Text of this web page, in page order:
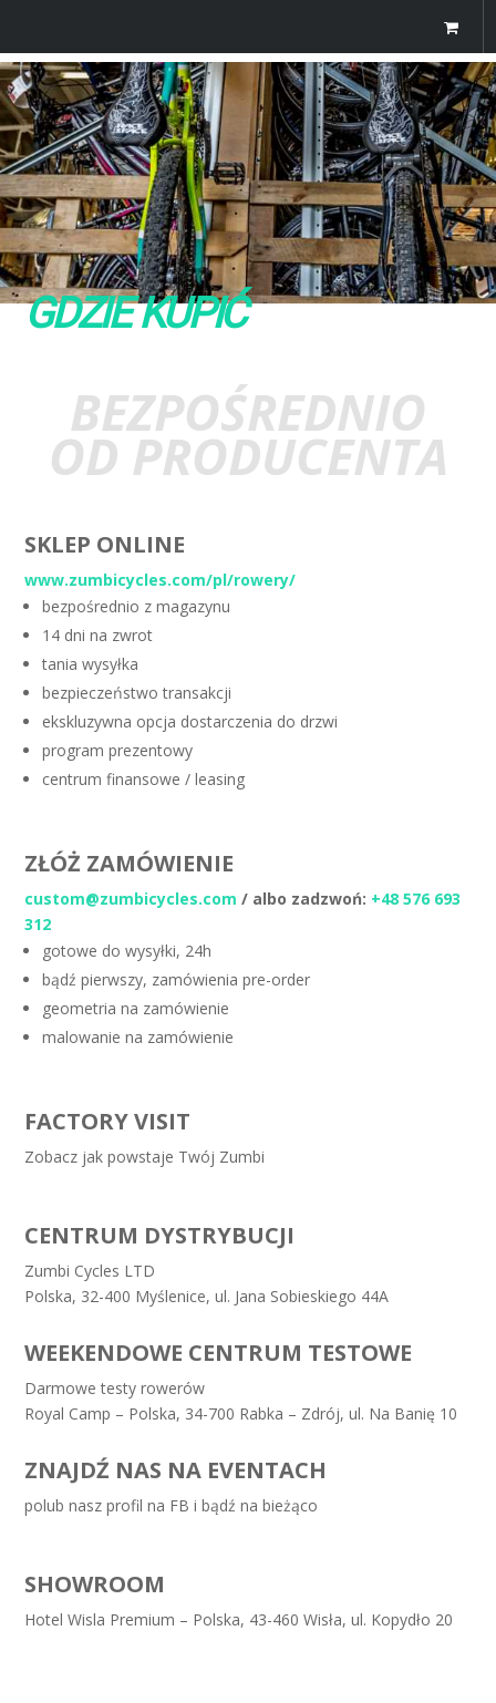
GDZIE KUPIĆ
BEZPOŚREDNIO
OD PRODUCENTA
SKLEP ONLINE
www.zumbicycles.com/pl/rowery/
bezpośrednio z magazynu
14 dni na zwrot
tania wysyłka
bezpieczeństwo transakcji
ekskluzywna opcja dostarczenia do drzwi
program prezentowy
centrum finansowe / leasing
ZŁÓŻ ZAMÓWIENIE
custom@zumbicycles.com / albo zadzwoń: +48 576 693
312
gotowe do wysyłki, 24h
bądź pierwszy, zamówienia pre-order
geometria na zamówienie
malowanie na zamówienie
FACTORY VISIT
Zobacz jak powstaje Twój Zumbi
CENTRUM DYSTRYBUCJI
Zumbi Cycles LTD
Polska, 32-400 Myślenice, ul. Jana Sobieskiego 44A
WEEKENDOWE CENTRUM TESTOWE
Darmowe testy rowerów
Royal Camp – Polska, 34-700 Rabka – Zdrój, ul. Na Banię 10
ZNAJDŹ NAS NA EVENTACH
polub nasz profil na FB i bądź na bieżąco
SHOWROOM
Hotel Wisla Premium – Polska, 43-460 Wisła, ul. Kopydło 20